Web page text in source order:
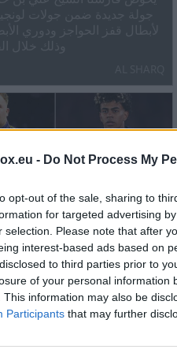
- Do Not Process My
opt-out of the sale, sharing to
for targeted advertising
selection. Please note that after
interest-based ads based on
to third parties prior to
of your personal information
This information may also be
Participants that may further
بطل العالم في
يسخر من أرقام
وينصّب نفسه "الأفضل"
نجم لعبة رمي السهام لوك
العالم، مقللا من أداء لامين